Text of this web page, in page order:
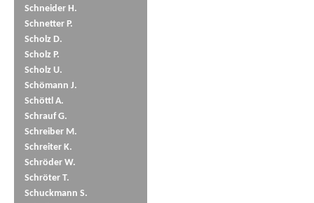
Schneider H.
Schnetter P.
Scholz D.
Scholz P.
Scholz U.
Schömann J.
Schöttl A.
Schrauf G.
Schreiber M.
Schreiter K.
Schröder W.
Schröter T.
Schuckmann S.